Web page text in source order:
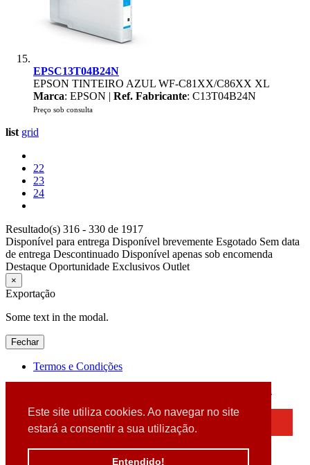
Este site utiliza cookies. Ao navegar no site
estará a consentir a sua utilização.
Entendido!
EPSC13T04B24N
EPSON TINTEIRO AZUL WF-C81XX/C86XX XL
Marca: EPSON | Ref. Fabricante: C13T04B24N
Preço sob consulta
list grid
22
23
24
Resultado(s) 316 - 330 de 1917
Disponível para entrega Disponível brevemente Esgotado Sem data
de entrega Descontinuado Disponível apenas sob encomenda
Destaque Oportunidade Exclusivos Outlet
×
Exportação
Some text in the modal.
Fechar
Termos e Condições
Detectamos que está a usar um browser desatualizado
Por favor, atualize o seu browser